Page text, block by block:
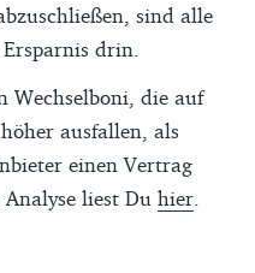
sind alle
drin.
Wechselboni, die auf
ausfallen, als
einen Vertrag
liest Du hier